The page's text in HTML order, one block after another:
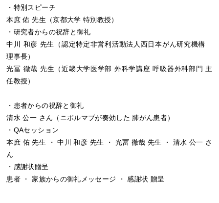
・特別スピーチ
本庶 佑 先生（京都大学 特別教授）
・研究者からの祝辞と御礼
中川 和彦 先生（認定特定非営利活動法人西日本がん研究機構
理事長）
光冨 徹哉 先生（近畿大学医学部 外科学講座 呼吸器外科部門 主
任教授）
・患者からの祝辞と御礼
清水 公一 さん（ニボルマブが奏効した 肺がん患者）
・QAセッション
本庶 佑 先生 ・ 中川 和彦 先生 ・ 光冨 徹哉 先生 ・ 清水 公一 さ
ん
・感謝状贈呈
患者 ・ 家族からの御礼メッセージ ・ 感謝状 贈呈